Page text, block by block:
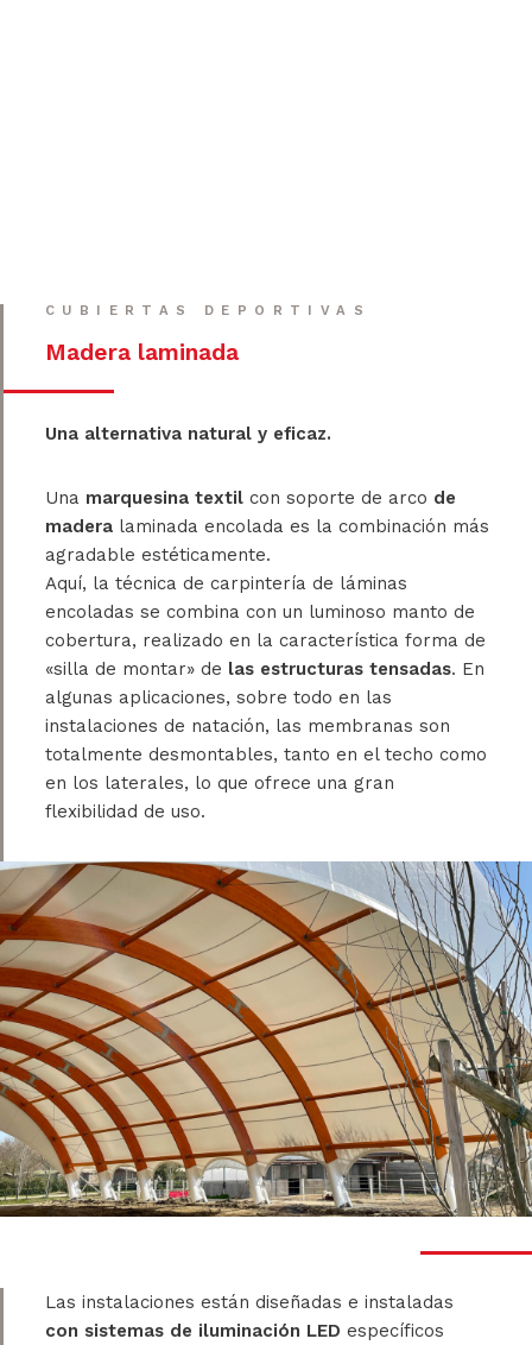
CUBIERTAS DEPORTIVAS
Madera laminada
Una alternativa natural y eficaz.
Una marquesina textil con soporte de arco de
madera laminada encolada es la combinación más
agradable estéticamente.
Aquí, la técnica de carpintería de láminas
encoladas se combina con un luminoso manto de
cobertura, realizado en la característica forma de
«silla de montar» de las estructuras tensadas. En
algunas aplicaciones, sobre todo en las
instalaciones de natación, las membranas son
totalmente desmontables, tanto en el techo como
en los laterales, lo que ofrece una gran
flexibilidad de uso.
Las instalaciones están diseñadas e instaladas
con sistemas de iluminación LED específicos